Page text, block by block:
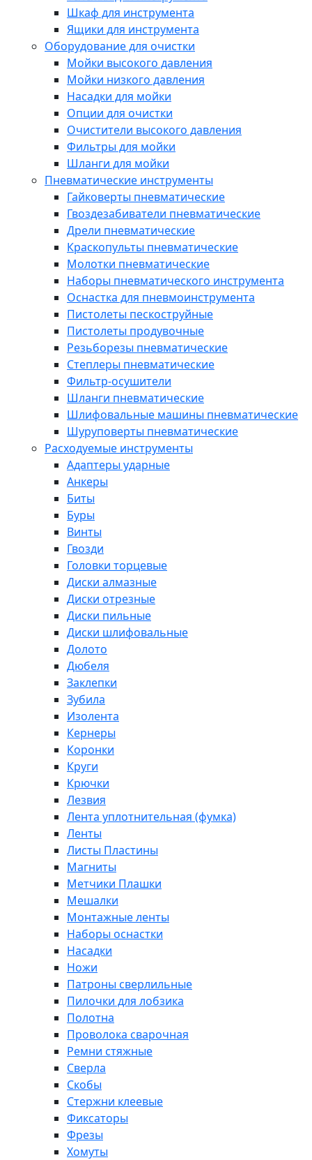
Шкаф для инструмента
Ящики для инструмента
Оборудование для очистки
Мойки высокого давления
Мойки низкого давления
Насадки для мойки
Опции для очистки
Очистители высокого давления
Фильтры для мойки
Шланги для мойки
Пневматические инструменты
Гайковерты пневматические
Гвоздезабиватели пневматические
Дрели пневматические
Краскопульты пневматические
Молотки пневматические
Наборы пневматического инструмента
Оснастка для пневмоинструмента
Пистолеты пескоструйные
Пистолеты продувочные
Резьборезы пневматические
Степлеры пневматические
Фильтр-осушители
Шланги пневматические
Шлифовальные машины пневматические
Шуруповерты пневматические
Расходуемые инструменты
Адаптеры ударные
Анкеры
Биты
Буры
Винты
Гвозди
Головки торцевые
Диски алмазные
Диски отрезные
Диски пильные
Диски шлифовальные
Долото
Дюбеля
Заклепки
Зубила
Изолента
Кернеры
Коронки
Круги
Крючки
Лезвия
Лента уплотнительная (фумка)
Ленты
Листы Пластины
Магниты
Метчики Плашки
Мешалки
Монтажные ленты
Наборы оснастки
Насадки
Ножи
Патроны сверлильные
Пилочки для лобзика
Полотна
Проволока сварочная
Ремни стяжные
Сверла
Скобы
Стержни клеевые
Фиксаторы
Фрезы
Хомуты